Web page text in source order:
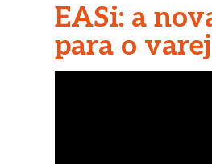
EASi: a
para o